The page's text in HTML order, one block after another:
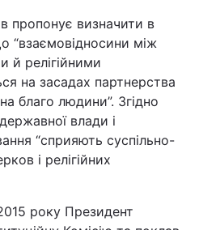
пропонує визначити в
“взаємовідносини між
й релігійними
на засадах партнерства
благо людини”. Згідно
влади і
“сприяють суспільно-
і релігійних
року Президент